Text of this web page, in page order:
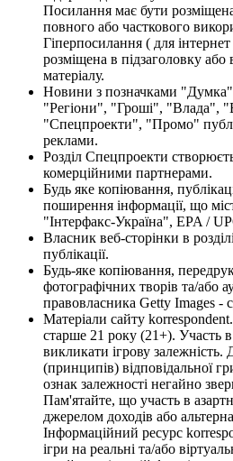
Посилання має бути
повного або часткового
Гіперпосилання ( для
розміщена в підзаголовку або
матеріалу.
Новини з позначками
"Регіони", "Гроші", "Влада",
"Спецпроекти", "Промо"
реклами.
Розділ Спецпроекти
комерційними партнерами.
Будь яке копіювання,
поширення інформації, що
"Інтерфакс-Україна", EPA /
Власник веб-сторінки в
публікації.
Будь-яке копіювання,
фотографічних творів та/або
правовласника Getty Images -
Матеріали сайту
старше 21 року (21+). Участь
викликати ігрову
(принципів) відповідальної
ознак залежності негайно
Пам'ятайте, що участь в
джерелом доходів або
Інформаційний ресурс
ігри на реальні та/або